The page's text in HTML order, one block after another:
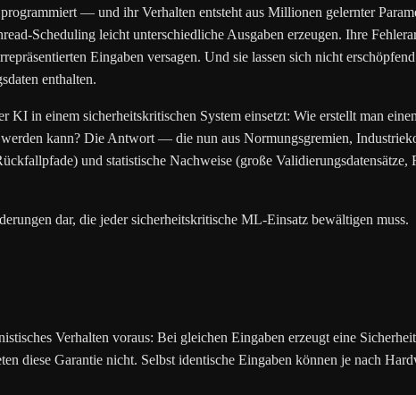
— und ihr Verhalten entsteht aus Millionen gelernter
Scheduling leicht unterschiedliche Ausgaben erzeugen. Ihre
Eingaben versagen. Und sie lassen sich nicht
enthalten.
KI in einem sicherheitskritischen System einsetzt: Wie erstellt man
kann? Die Antwort — die nun aus Normungsgremien,
und statistische Nachweise (große Validierungsdatensätze,
dar, die jeder sicherheitskritische ML-Einsatz bewältigen muss.
Verhalten voraus: Bei gleichen Eingaben erzeugt eine
diese Garantie nicht. Selbst identische Eingaben können je nach